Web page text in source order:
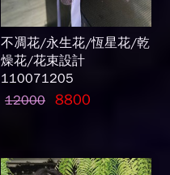
不凋花/永生花/恆星花/乾
燥花/花束設計
110071205
12000 8800